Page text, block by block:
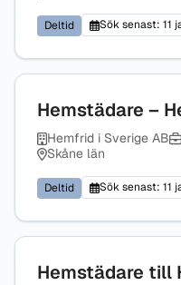
Deltid Sök senast: 11
Hemstädare –
Hemfrid i Sverige AB
Skåne län
Deltid Sök senast: 11
Hemstädare till